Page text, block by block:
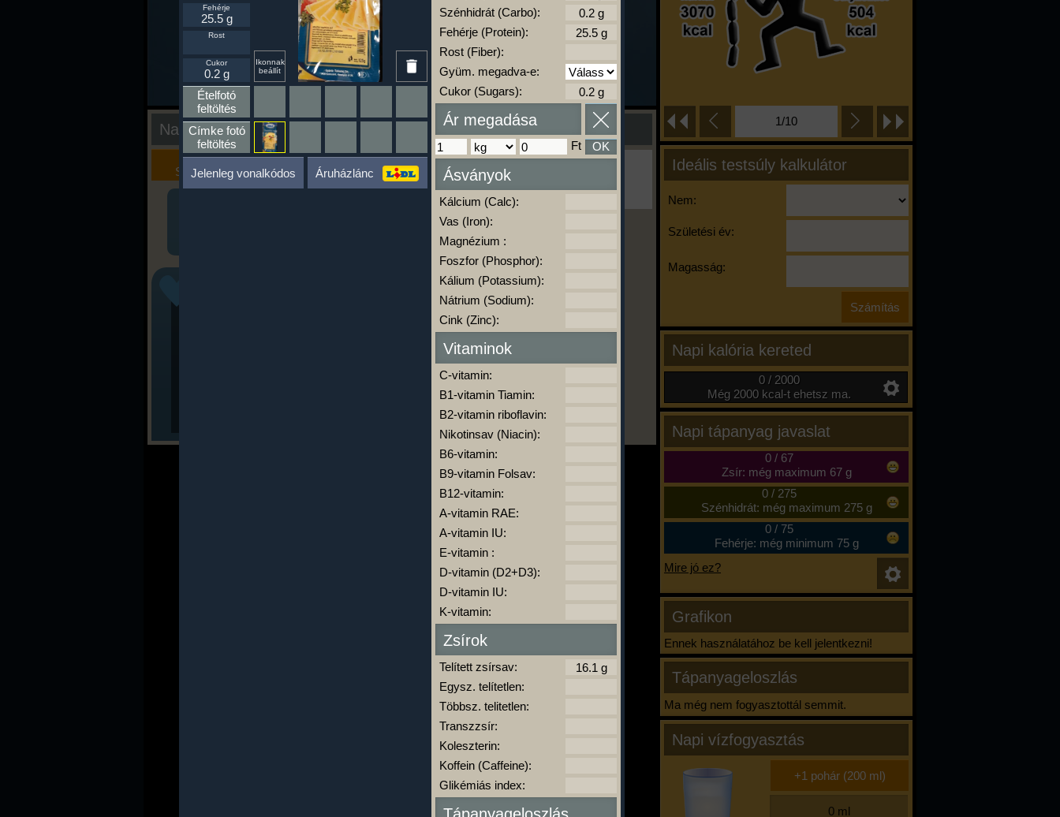
1/10
Ideális testsúly kalkulátor
Nem:
Születési év:
Magasság:
Napi kalória kereted
0 / 2000
Még 2000 kcal-t ehetsz ma.
Napi tápanyag javaslat
0/ 67
Zsír: még maximum 67 g
0/ 275
Szénhidrát: még maximum 275 g
0/ 75
Fehérje: még minimum 75 g
Mire jó ez?
Grafikon
Ennek használatához be kell jelentkezni!
Tápanyageloszlás
Ma még nem fogyasztottál semmit.
Napi vízfogyasztás
Nap kiértékelése
Kalória
Szimulátor
Szöveges
Értékelés
Ha ma már nem eszel/sportolsz többet,
kattints a kiértékelésre!
A Kalória Szimulátor Prémium funkció.
kalóriabázis.hu
-
Ikonnak
beállít
Fehérje
25.5 g
Rost
Cukor
0.2 g
Ételfotó
feltöltés
Címke fotó
feltöltés
Jelenleg vonalkódos Áruházlánc
Szénhidrát (Carbo):
Fehérje (Protein):
Rost (Fiber):
Gyüm. megadva-e:
Cukor (Sugars):
Ár megadása
Ft OK
Ásványok
Kálcium (Calc):
Vas (Iron):
Magnézium :
Foszfor (Phosphor):
Kálium (Potassium):
Nátrium (Sodium):
Cink (Zinc):
Vitaminok
C-vitamin:
B1-vitamin Tiamin:
B2-vitamin riboflavin:
Nikotinsav (Niacin):
B6-vitamin:
B9-vitamin Folsav:
B12-vitamin:
A-vitamin RAE:
A-vitamin IU:
E-vitamin :
D-vitamin (D2+D3):
D-vitamin IU:
K-vitamin:
Zsírok
Telített zsírsav:
Egysz. telítetlen:
Többsz. telitetlen:
Transzzsír:
Koleszterin:
Koffein (Caffeine):
Glikémiás index: